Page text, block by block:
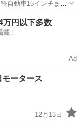
ら 組み換え1本120...
万円以下多数
！
Ad
ータース
12月13日